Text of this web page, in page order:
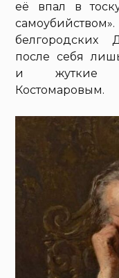
её впал в
белгородских
после себя
и жуткие
Костомаровым.